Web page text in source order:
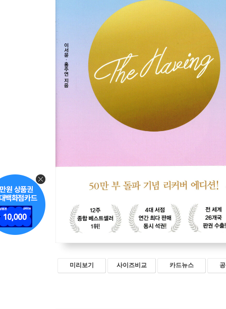
미리보기 사이즈비교 카드뉴스